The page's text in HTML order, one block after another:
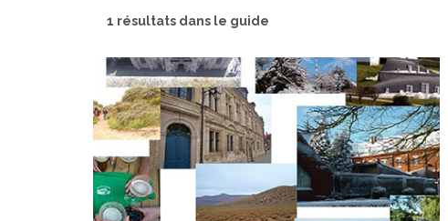
1 résultats dans le guide